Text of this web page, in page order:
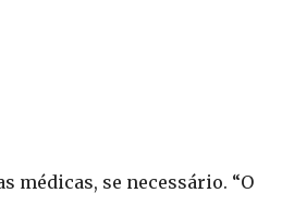
médicas, se necessário. “O